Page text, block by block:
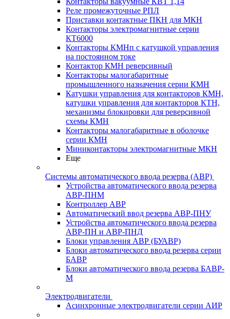
Реле промежуточные РПЛ
Приставки контактные ПКН для МКН
Контакторы электромагнитные серии
КТ6000
Контакторы КМНп с катушкой управления
на постоянном токе
Контактор КМН реверсивный
Контакторы малогабаритные
промышленного назначения серии КМН
Катушки управления для контакторов КМН,
катушки управления для контакторов КТН,
механизмы блокировки для реверсивной
схемы КМН
Контакторы малогабаритные в оболочке
серии КМН
Миниконтакторы электромагнитные МКН
Еще
Системы автоматического ввода резерва (АВР)
Устройства автоматического ввода резерва
АВР-ПНМ
Контроллер АВР
Автоматический ввод резерва АВР-ПНУ
Устройства автоматического ввода резерва
АВР-ПН и АВР-ПНД
Блоки управления АВР (БУАВР)
Блоки автоматического ввода резерва серии
БАВР
Блоки автоматического ввода резерва БАВР-
М
Электродвигатели
Асинхронные электродвигатели серии АИР